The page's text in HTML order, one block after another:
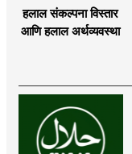
हलाल संकल्पना विस्तार
आणि हलाल अर्थव्यवस्था